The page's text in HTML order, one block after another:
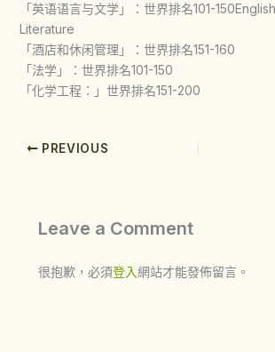
「英语语言与文学」：世界排名101-
Literature
「酒店和休闲管理」：世界排名151-160
「法学」：世界排名101-150
「化学工程：」世界排名151-200
PREVIOUS
Leave a Comment
很抱歉，必須登入網站才能發佈留言。